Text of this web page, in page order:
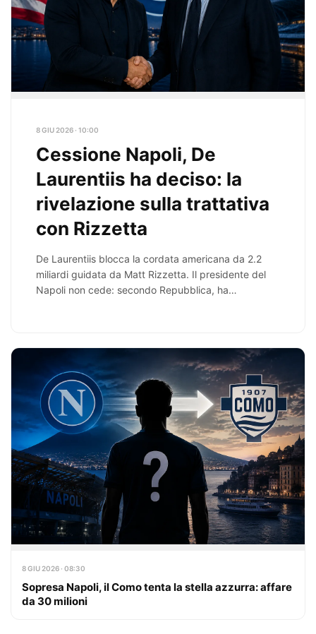
8 GIU 2026 · 10:00
Cessione Napoli, De
Laurentiis ha deciso: la
rivelazione sulla trattativa
con Rizzetta
De Laurentiis blocca la cordata americana da 2.2
miliardi guidata da Matt Rizzetta. Il presidente del
Napoli non cede: secondo Repubblica, ha…
8 GIU 2026 · 08:30
Sopresa Napoli, il Como tenta la stella azzurra: affare
da 30 milioni